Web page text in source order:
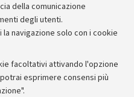
della comunicazione
degli utenti.
navigazione solo con i cookie
facoltativi attivando l'opzione
esprimere consensi più
stampa